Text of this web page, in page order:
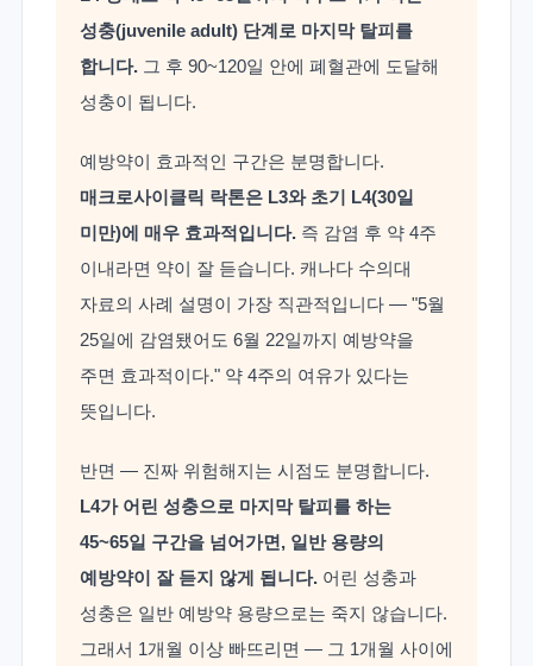
성충(juvenile adult) 단계로 마지막 탈피를
합니다.그 후 90~120일 안에 폐혈관에 도달해
성충이 됩니다.
예방약이 효과적인 구간은 분명합니다.
매크로사이클릭 락톤은 L3와 초기 L4(30일
미만)에 매우 효과적입니다.즉 감염 후 약 4주
이내라면 약이 잘 듣습니다. 캐나다 수의대
자료의 사례 설명이 가장 직관적입니다 — "5월
25일에 감염됐어도 6월 22일까지 예방약을
주면 효과적이다." 약 4주의 여유가 있다는
뜻입니다.
반면 — 진짜 위험해지는 시점도 분명합니다.
L4가 어린 성충으로 마지막 탈피를 하는
45~65일 구간을 넘어가면, 일반 용량의
예방약이 잘 듣지 않게 됩니다.어린 성충과
성충은 일반 예방약 용량으로는 죽지 않습니다.
그래서 1개월 이상 빠뜨리면 — 그 1개월 사이에